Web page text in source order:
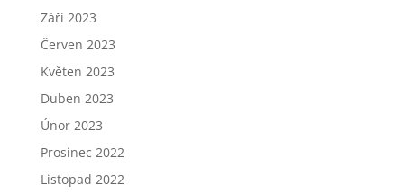
Září 2023
Červen 2023
Květen 2023
Duben 2023
Únor 2023
Prosinec 2022
Listopad 2022